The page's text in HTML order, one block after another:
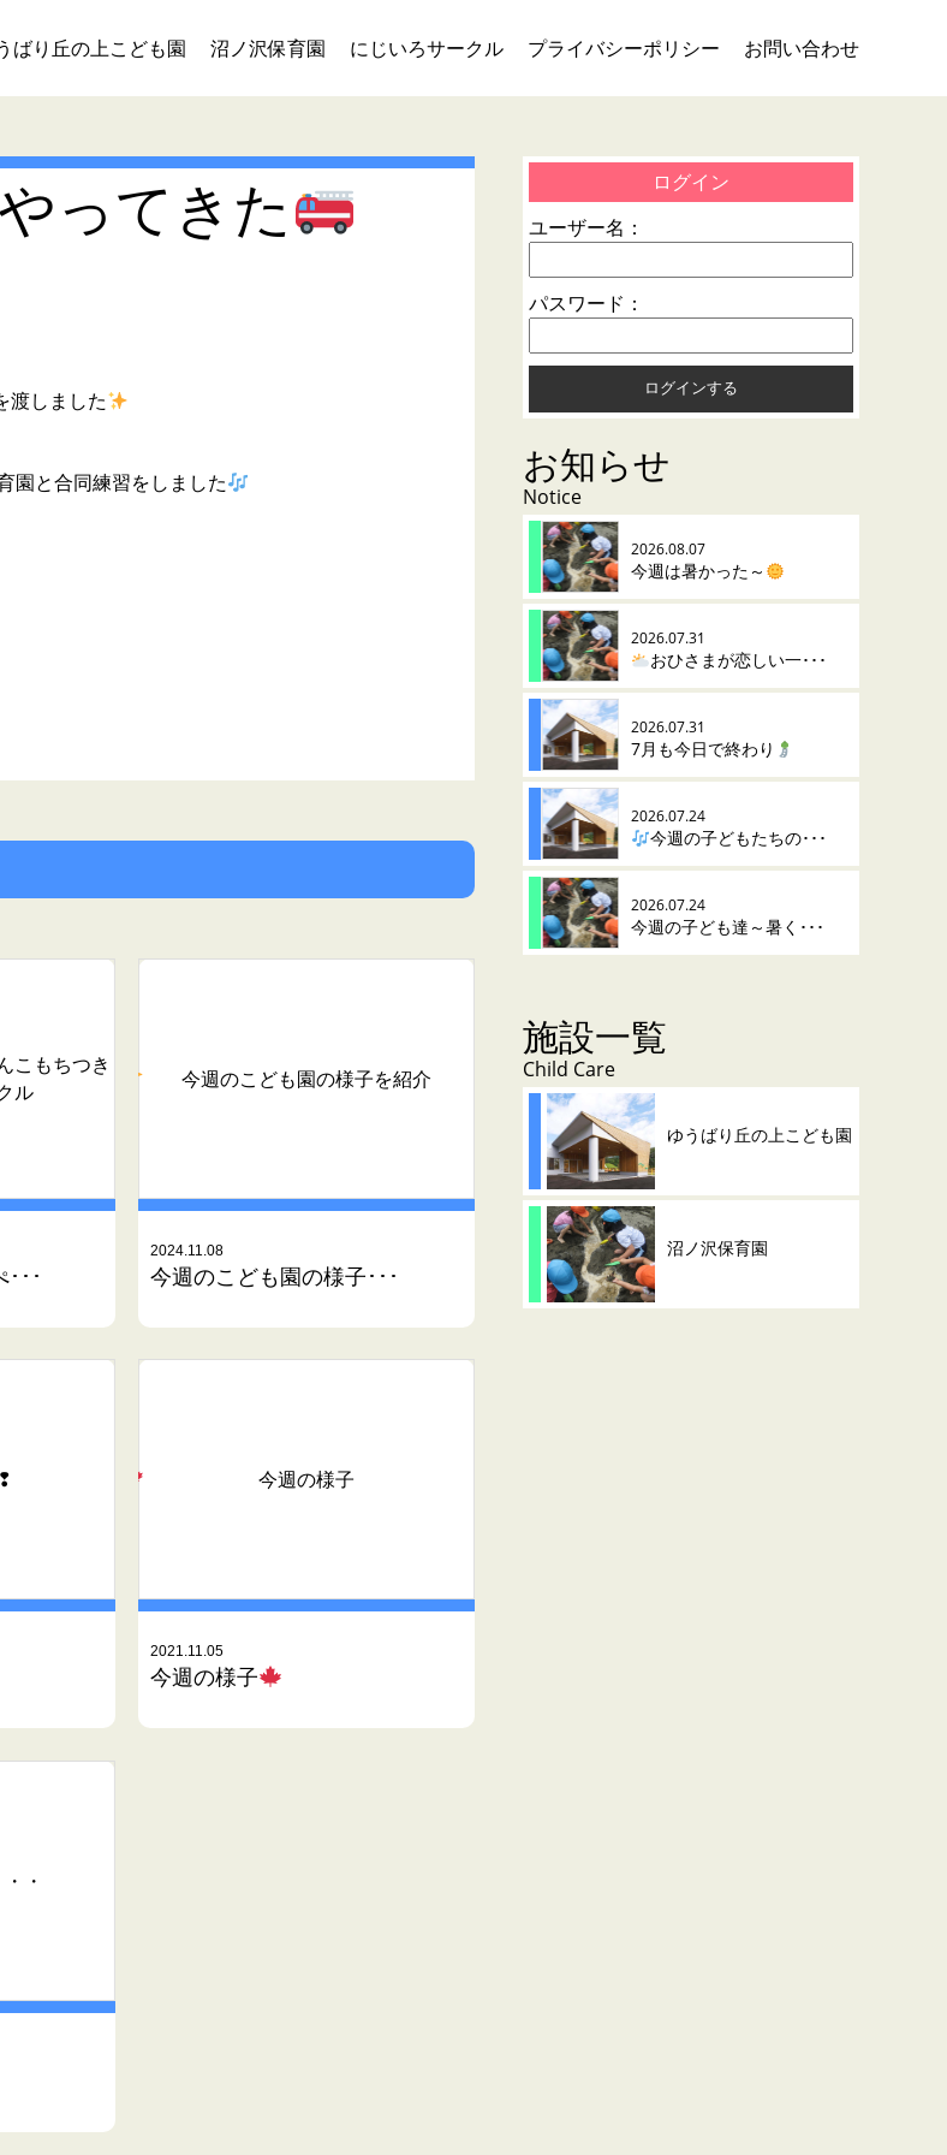
ばり丘の上こども園 沼ノ沢保育園 にじいろサークル プライバシーポリシー お問い合わせ
ってきた
渡しました
園と合同練習をしました
こ もちつき
ル
･･
今週のこども園の様子を紹介
2024.11.08
今週のこども園の様子･･･
今週の様子
2021.11.05
今週の様子
・
ログイン
ユーザー名：
パスワード：
お知らせ
Notice
2026.08.07
今週は暑かった～
2026.07.31
おひさまが恋しい一･･･
2026.07.31
7月も今日で終わり
2026.07.24
今週の子どもたちの･･･
2026.07.24
今週の子ども達～暑く･･･
施設一覧
Child Care
ゆうばり丘の上こども園
沼ノ沢保育園